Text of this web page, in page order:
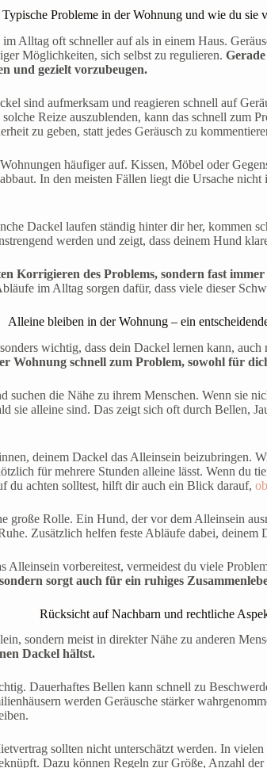
Typische Probleme in der Wohnung und wie du sie
Alltag oft schneller auf als in einem Haus.
Möglichkeiten, sich selbst zu regulieren.
und gezielt vorzubeugen.
sind aufmerksam und reagieren schnell auf
Reize auszublenden, kann das schnell zum
zu geben, statt jedes Geräusch zu
häufiger auf. Kissen, Möbel oder
In den meisten Fällen liegt die Ursache
Dackel laufen ständig hinter dir her, kommen
werden und zeigt, dass deinem Hund
Korrigieren des Problems, sondern fast
im Alltag sorgen dafür, dass viele dieser
Alleine bleiben in der Wohnung – ein
wichtig, dass dein Dackel lernen kann, auch
Wohnung schnell zum Problem, sowohl für
suchen die Nähe zu ihrem Menschen. Wenn sie
sie alleine sind. Das zeigt sich oft durch Bellen,
deinem Dackel das Alleinsein beizubringen.
für mehrere Stunden alleine lässt. Wenn du
du achten solltest, hilft dir auch ein Blick darauf,
große Rolle. Ein Hund, der vor dem Alleinsein
Zusätzlich helfen feste Abläufe dabei, deinem
Alleinsein vorbereitest, vermeidest du viele
sorgt auch für ein ruhiges
Rücksicht auf Nachbarn und rechtliche
sondern meist in direkter Nähe zu anderen
Dackel hältst.
Dauerhaftes Bellen kann schnell zu
werden Geräusche stärker
sollten nicht unterschätzt werden. In
Dazu können Regeln zur Größe, Anzahl